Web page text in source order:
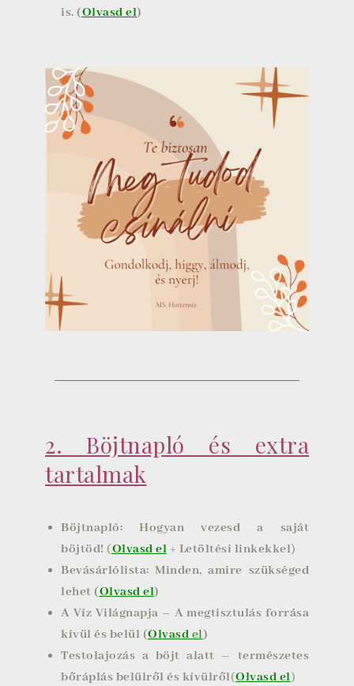
is. (Olvasd el)
2. Böjtnapló és extra
tartalmak
Böjtnapló: Hogyan vezesd a saját
böjtöd! (Olvasd el + Letöltési linkekkel)
Bevásárlólista: Minden, amire szükséged
lehet (Olvasd el)
A Víz Világnapja – A megtisztulás forrása
kívül és belül (Olvasd el)
Testolajozás a böjt alatt – természetes
bőráplás belülről és kívülről(Olvasd el)